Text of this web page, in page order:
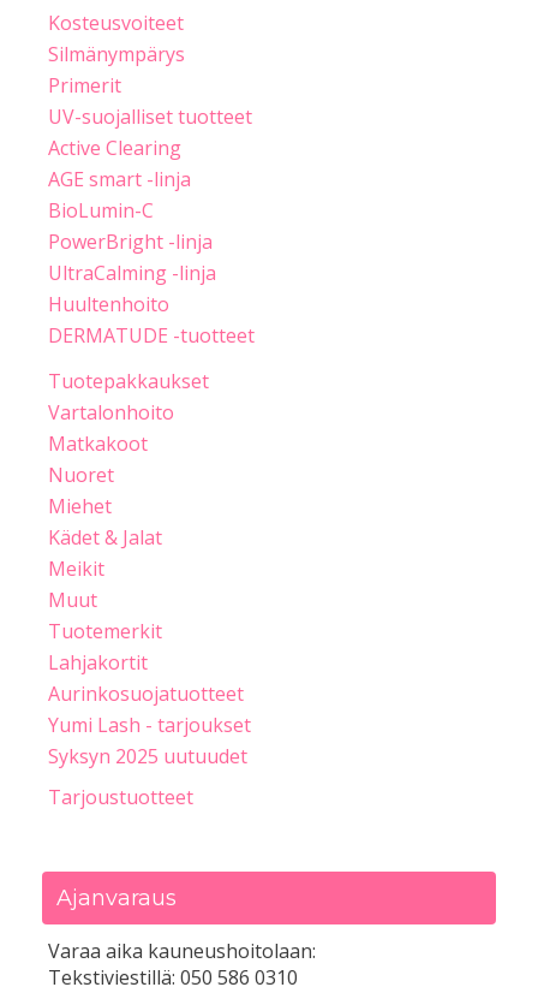
Kosteusvoiteet
Silmänympärys
Primerit
UV-suojalliset tuotteet
Active Clearing
AGE smart -linja
BioLumin-C
PowerBright -linja
UltraCalming -linja
Huultenhoito
DERMATUDE -tuotteet
Tuotepakkaukset
Vartalonhoito
Matkakoot
Nuoret
Miehet
Kädet & Jalat
Meikit
Muut
Tuotemerkit
Lahjakortit
Aurinkosuojatuotteet
Yumi Lash - tarjoukset
Syksyn 2025 uutuudet
Tarjoustuotteet
Ajanvaraus
Varaa aika kauneushoitolaan:
Tekstiviestillä: 050 586 0310